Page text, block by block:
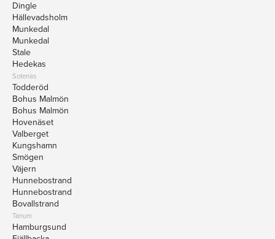
Dingle
Hällevadsholm
Munkedal
Munkedal
Stale
Hedekas
Sotenäs
Todderöd
Bohus Malmön
Bohus Malmön
Hovenäset
Valberget
Kungshamn
Smögen
Väjern
Hunnebostrand
Hunnebostrand
Bovallstrand
Tanum
Hamburgsund